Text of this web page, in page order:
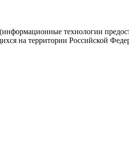
(информационные технологии
на территории Российской